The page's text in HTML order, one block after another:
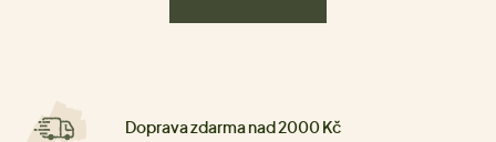
Doprava zdarma nad 2000 Kč